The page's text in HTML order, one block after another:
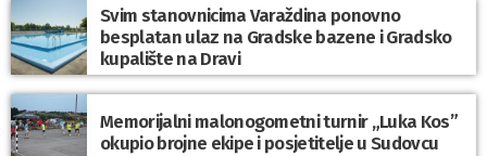
Svim stanovnicima Varaždina ponovno
besplatan ulaz na Gradske bazene i Gradsko
kupalište na Dravi
Memorijalni malonogometni turnir „Luka Kos”
okupio brojne ekipe i posjetitelje u Sudovcu